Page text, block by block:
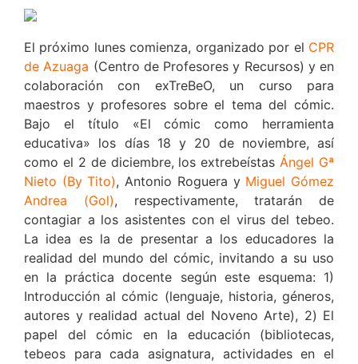
El próximo lunes comienza, organizado por el CPR
de Azuaga (Centro de Profesores y Recursos) y en
colaboración con exTreBeO, un curso para
maestros y profesores sobre el tema del cómic.
Bajo el título «El cómic como herramienta
educativa» los días 18 y 20 de noviembre, así
como el 2 de diciembre, los extrebeístasÁngel Gª
Nieto (By Tito), Antonio Roguera y Miguel Gómez
Andrea (Gol), respectivamente, tratarán de
contagiar a los asistentes con el virus del tebeo.
La idea es la de presentar a los educadores la
realidad del mundo del cómic, invitando a su uso
en la práctica docente según este esquema: 1)
Introducción al cómic (lenguaje, historia, géneros,
autores y realidad actual del Noveno Arte), 2) El
papel del cómic en la educación (bibliotecas,
tebeos para cada asignatura, actividades en el